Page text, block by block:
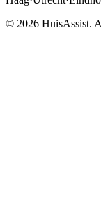
© 2026 HuisAssist.